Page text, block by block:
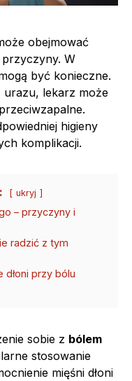
obejmować
W
być konieczne.
urazu, lekarz może
higieny
komplikacji.
ukryj
– przyczyny i
radzić z tym
przy bólu
sobie z bólem
stosowanie
mięśni dłoni